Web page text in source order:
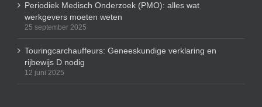
Periodiek Medisch Onderzoek (PMO): alles wat
werkgevers moeten weten
25 september 2025
Touringcarchauffeurs: Geneeskundige verklaring en
rijbewijs D nodig
12 juni 2025